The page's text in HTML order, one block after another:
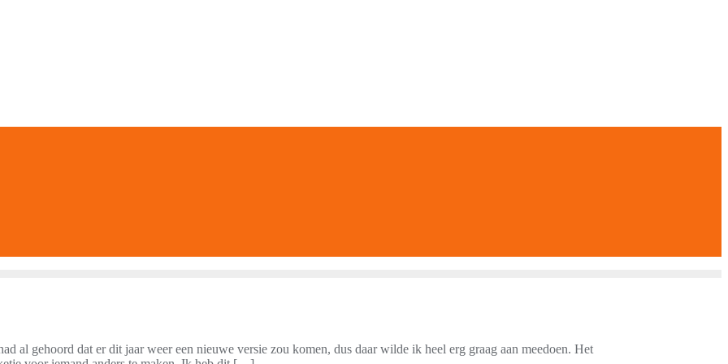
al gehoord dat er dit jaar weer een nieuwe versie zou komen, dus daar wilde ik heel erg graag aan meedoen. Het